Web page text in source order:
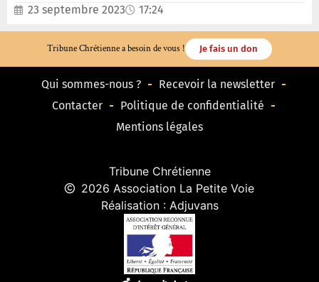
23 septembre 2023 17:24
Tribune Chrétienne a besoin de vous ! Je fais un don
Qui sommes-nous ?
Recevoir la newsletter
Contacter
Politique de confidentialité
Mentions légales
Tribune Chrétienne
2026 Association La Petite Voie
Réalisation : Adjuvans